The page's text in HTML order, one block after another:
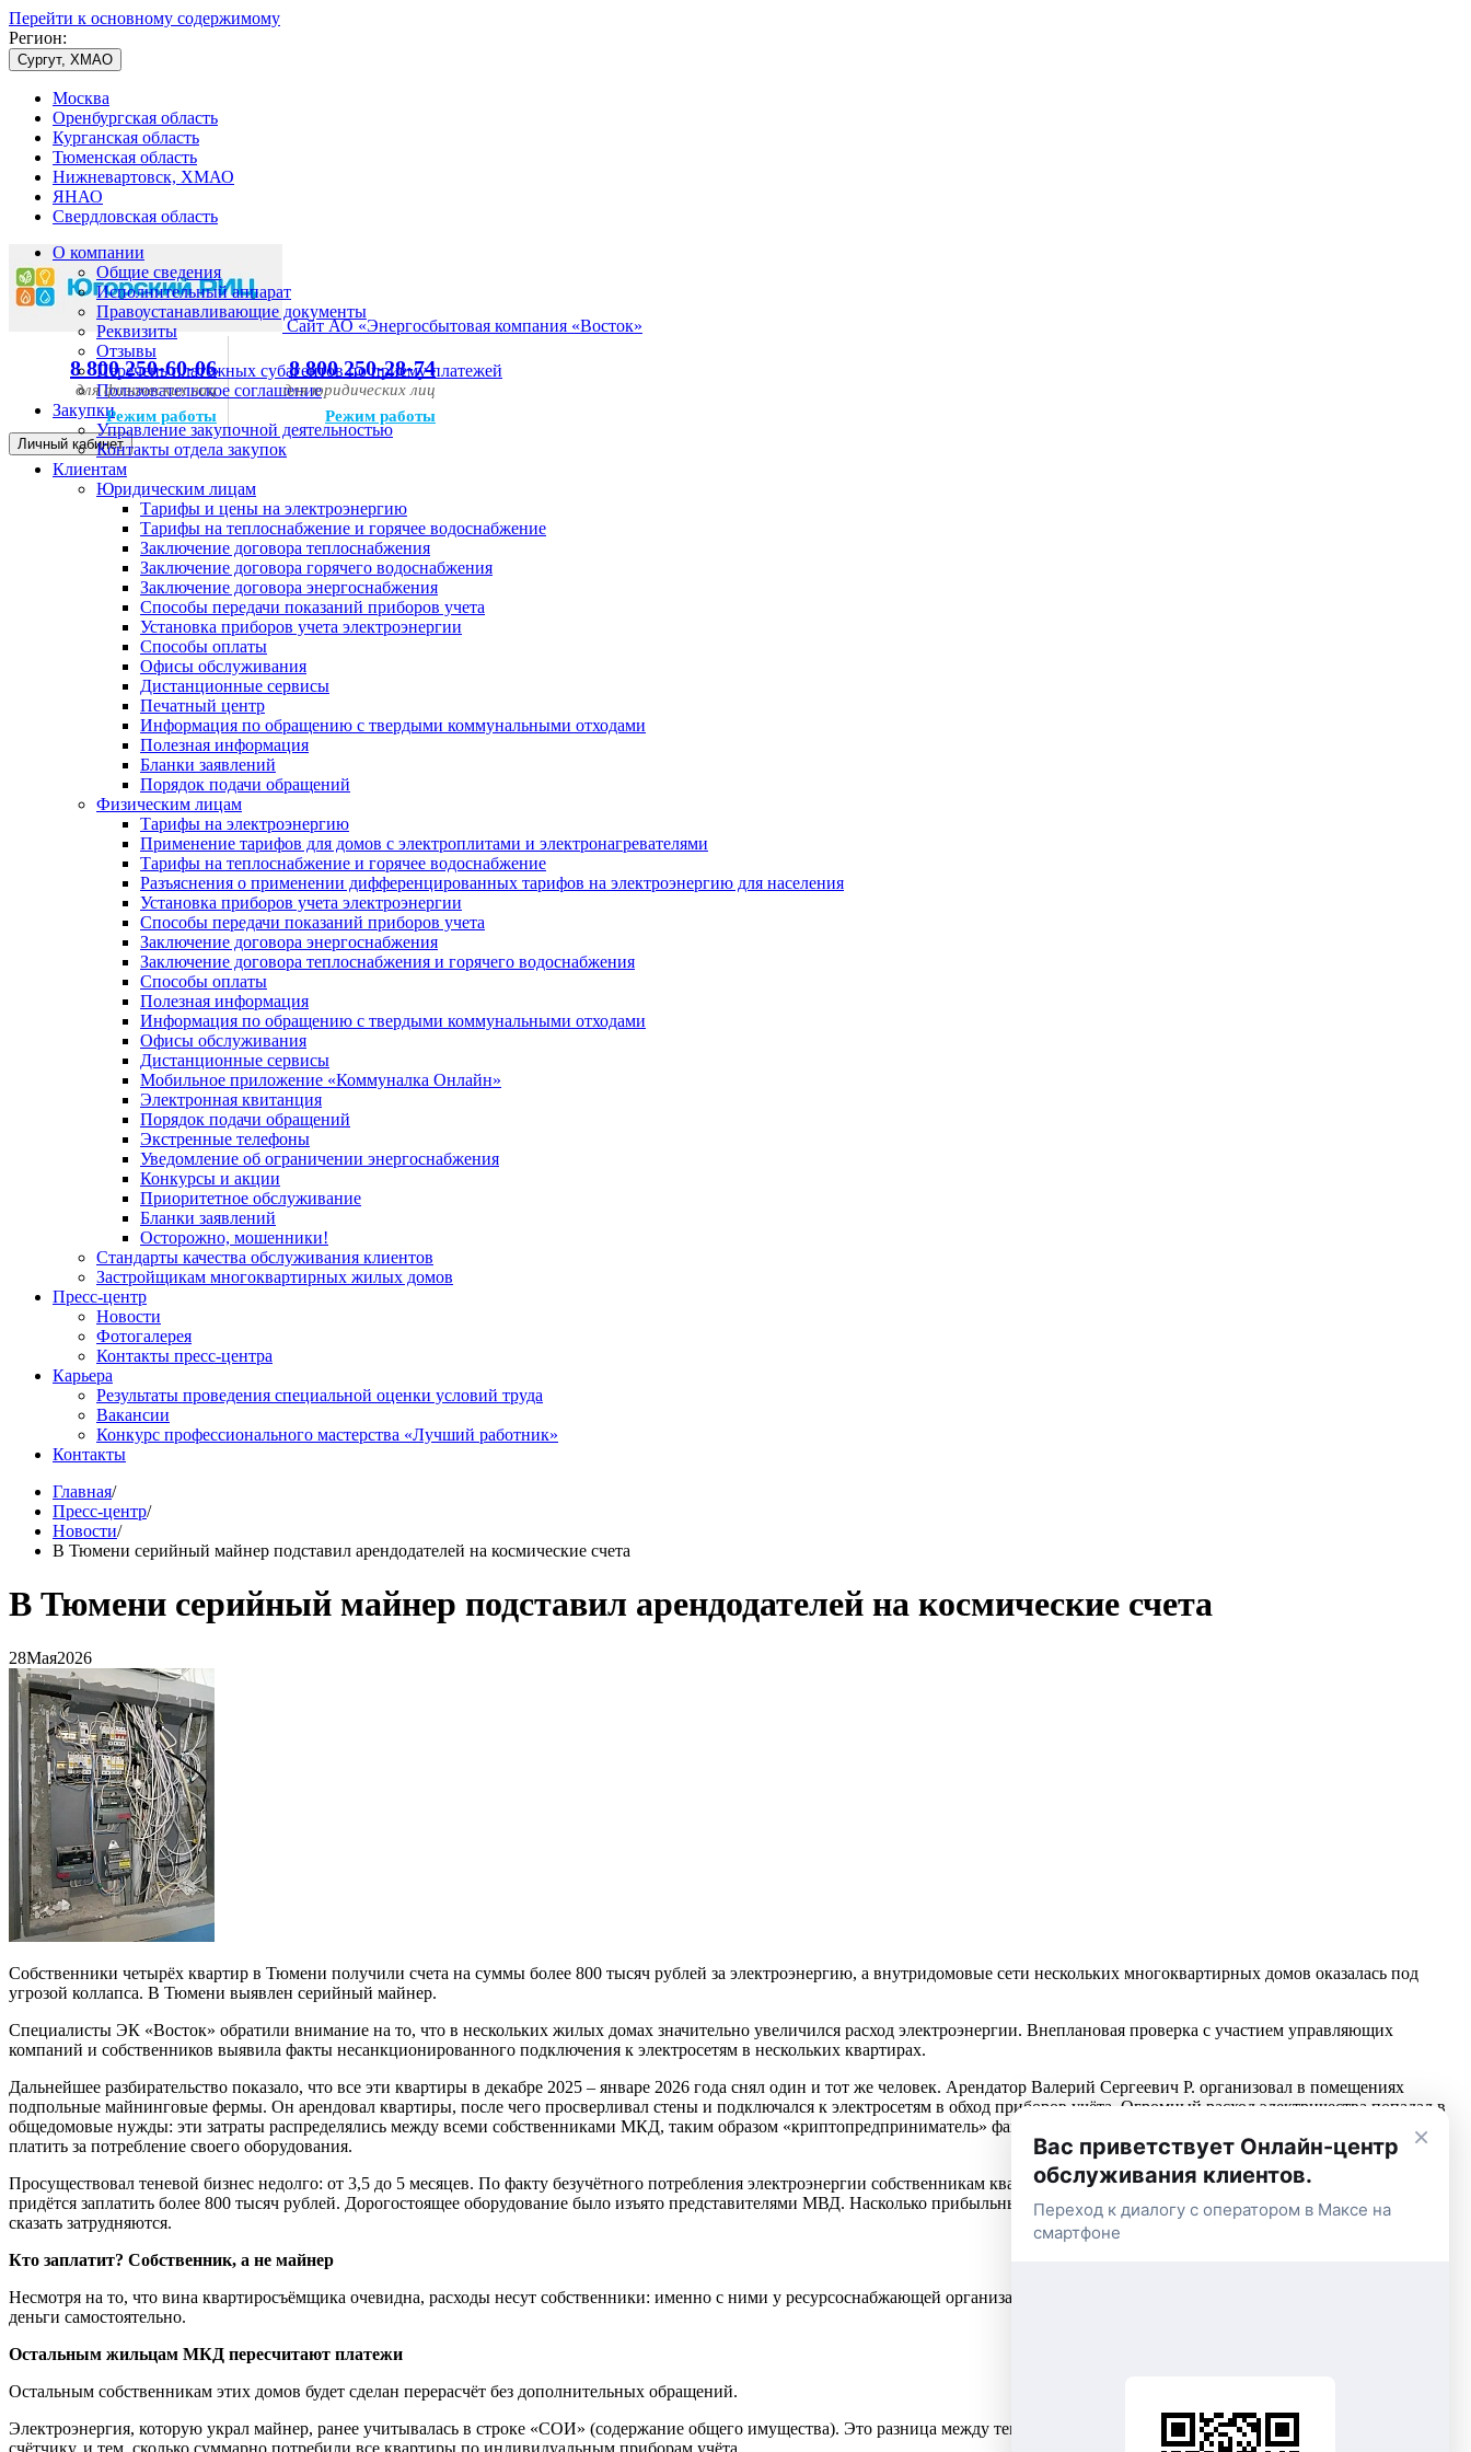
Перейти к основному содержимому
Регион:
Сургут, ХМАО
Москва
Оренбургская область
Курганская область
Тюменская область
Нижневартовск, ХМАО
ЯНАО
Свердловская область
Сайт АО «Энергосбытовая компания «Восток»
8 800 250-60-06
для физических лиц
Режим работы
8 800 250-28-74
для юридических лиц
Режим работы
Личный кабинет
О компании
Общие сведения
Исполнительный аппарат
Правоустанавливающие документы
Реквизиты
Отзывы
Перечень платежных субагентов по приему платежей
Пользовательское соглашение
Закупки
Управление закупочной деятельностью
Контакты отдела закупок
Клиентам
Юридическим лицам
Тарифы и цены на электроэнергию
Тарифы на теплоснабжение и горячее водоснабжение
Заключение договора теплоснабжения
Заключение договора горячего водоснабжения
Заключение договора энергоснабжения
Способы передачи показаний приборов учета
Установка приборов учета электроэнергии
Способы оплаты
Офисы обслуживания
Дистанционные сервисы
Печатный центр
Информация по обращению с твердыми коммунальными отходами
Полезная информация
Бланки заявлений
Порядок подачи обращений
Физическим лицам
Тарифы на электроэнергию
Применение тарифов для домов с электроплитами и электронагревателями
Тарифы на теплоснабжение и горячее водоснабжение
Разъяснения о применении дифференцированных тарифов на электроэнергию для населения
Установка приборов учета электроэнергии
Способы передачи показаний приборов учета
Заключение договора энергоснабжения
Заключение договора теплоснабжения и горячего водоснабжения
Способы оплаты
Полезная информация
Информация по обращению с твердыми коммунальными отходами
Офисы обслуживания
Дистанционные сервисы
Мобильное приложение «Коммуналка Онлайн»
Электронная квитанция
Порядок подачи обращений
Экстренные телефоны
Уведомление об ограничении энергоснабжения
Конкурсы и акции
Приоритетное обслуживание
Бланки заявлений
Осторожно, мошенники!
Стандарты качества обслуживания клиентов
Застройщикам многоквартирных жилых домов
Пресс-центр
Новости
Фотогалерея
Контакты пресс-центра
Карьера
Результаты проведения специальной оценки условий труда
Вакансии
Конкурс профессионального мастерства «Лучший работник»
Контакты
Главная/
Пресс-центр/
Новости/
В Тюмени серийный майнер подставил арендодателей на космические счета
В Тюмени серийный майнер подставил арендодателей на космические счета
28Мая2026
Собственники четырёх квартир в Тюмени получили счета на суммы более 800 тысяч рублей за электроэнергию, а внутридомовые сети нескольких многоквартирных домов оказалась под
угрозой коллапса. В Тюмени выявлен серийный майнер.
Специалисты ЭК «Восток» обратили внимание на то, что в нескольких жилых домах значительно увеличился расход электроэнергии. Внеплановая проверка с участием управляющих
компаний и собственников выявила факты несанкционированного подключения к электросетям в нескольких квартирах.
Дальнейшее разбирательство показало, что все эти квартиры в декабре 2025 – январе 2026 года снял один и тот же человек. Арендатор Валерий Сергеевич Р. организовал в помещениях
подпольные майнинговые фермы. Он арендовал квартиры, после чего просверливал стены и подключался к электросетям в обход приборов учёта. Огромный расход электричества попадал в
общедомовые нужды: эти затраты распределялись между всеми собственниками МКД, таким образом «криптопредприниматель» фактически обкрадывал всех жильцов дома, заставляя их
платить за потребление своего оборудования.
Просуществовал теневой бизнес недолго: от 3,5 до 5 месяцев. По факту безучётного потребления электроэнергии собственникам квартир предъявлены штрафные санкции: каждому из них
придётся заплатить более 800 тысяч рублей. Дорогостоящее оборудование было изъято представителями МВД. Насколько прибыльным оказался бизнес с учётом этих расходов, энергетики
сказать затрудняются.
Кто заплатит? Собственник, а не майнер
Несмотря на то, что вина квартиросъёмщика очевидна, расходы несут собственники: именно с ними у ресурсоснабжающей организации заключён договор. С майнера они будут взыскивать
деньги самостоятельно.
Остальным жильцам МКД пересчитают платежи
Остальным собственникам этих домов будет сделан перерасчёт без дополнительных обращений.
Электроэнергия, которую украл майнер, ранее учитывалась в строке «СОИ» (содержание общего имущества). Это разница между тем, сколько ресурса поступило в дом по общедомовому
счётчику, и тем, сколько суммарно потребили все квартиры по индивидуальным приборам учёта.
×
Вас приветствует Онлайн-центр
обслуживания клиентов.
Переход к диалогу с оператором в Максе на
смартфоне